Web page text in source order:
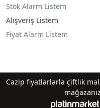
Stok Alarm Listem
Alışveriş Listem
Fiyat Alarm Listem
Cazip fiyatlarlarla çiftlik